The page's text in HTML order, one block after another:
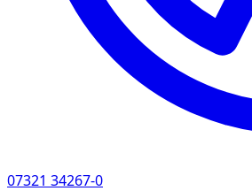
07321 34267-0